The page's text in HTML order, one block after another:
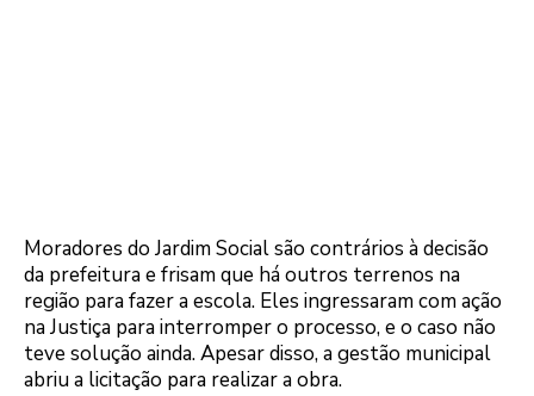
Moradores do Jardim Social são contrários à decisão
da prefeitura e frisam que há outros terrenos na
região para fazer a escola. Eles ingressaram com ação
na Justiça para interromper o processo, e o caso não
teve solução ainda. Apesar disso, a gestão municipal
abriu a licitação para realizar a obra.